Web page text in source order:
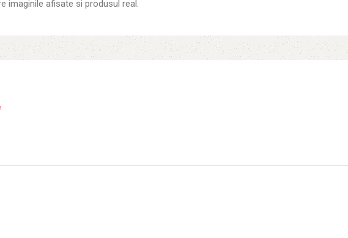
imaginile afisate si produsul real.